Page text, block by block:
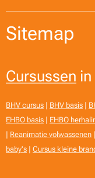
Sitemap
Cursussen
BHV cursus | BHV basis |
EHBO basis | EHBO
| Reanimatie volwassenen |
baby's | Cursus kleine